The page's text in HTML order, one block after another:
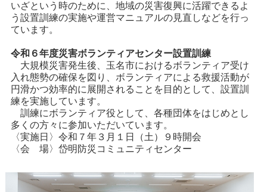
いざという時のために、地域の災害復興に活躍できるよ
う設置訓練の実施や運営マニュアルの見直しなどを行っ
ています。
令和６年度災害ボランティアセンター設置訓練
大規模災害発生後、玉名市におけるボランティア受け
入れ態勢の確保を図り、ボランティアによる救援活動が
円滑かつ効率的に展開されることを目的として、設置訓
練を実施しています。
訓練にボランティア役として、各種団体をはじめとし
多くの方々に参加いただいています。
〈実施日〉令和７年３月１日（土）９時開会
〈会 場〉岱明防災コミュニティセンター